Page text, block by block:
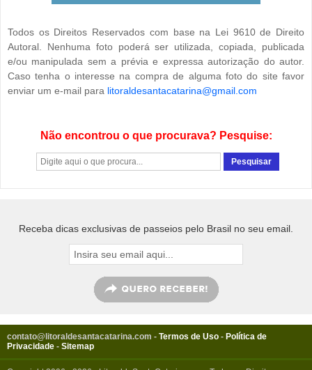
Todos os Direitos Reservados com base na Lei 9610 de Direito
Autoral. Nenhuma foto poderá ser utilizada, copiada, publicada
e/ou manipulada sem a prévia e expressa autorização do autor.
Caso tenha o interesse na compra de alguma foto do site favor
enviar um e-mail para litoraldesantacatarina@gmail.com
Não encontrou o que procurava? Pesquise:
Receba dicas exclusivas de passeios pelo Brasil no seu email.
contato@litoraldesantacatarina.com - Termos de Uso - Política de
Privacidade - Sitemap